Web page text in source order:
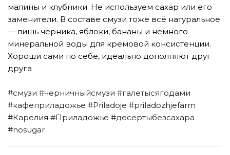
малины и клубники. Не используем сахар или его
заменители. В составе смузи тоже всё натуральное
— лишь черника, яблоки, бананы и немного
минеральной воды для кремовой консистенции.
Хороши сами по себе, идеально дополняют друг
друга
#смузи #черничныйсмузи #галетысягодами
#кафеприладожье #Priladoje #priladozhjefarm
#Карелия #Приладожье #десертыбезсахара
#nosugar